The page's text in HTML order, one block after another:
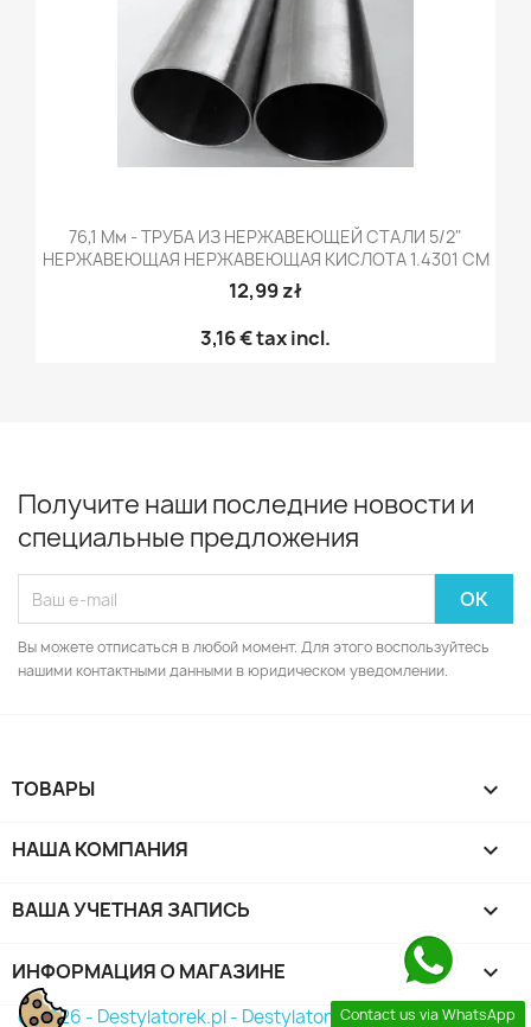
76,1 Мм - ТРУБА ИЗ НЕРЖАВЕЮЩЕЙ СТАЛИ 5/2"
НЕРЖАВЕЮЩАЯ НЕРЖАВЕЮЩАЯ КИСЛОТА 1.4301 CM
12,99 zł
3,16 €tax incl.
Получите наши последние новости и
специальные предложения
Вы можете отписаться в любой момент. Для этого воспользуйтесь
нашими контактными данными в юридическом уведомлении.
ТОВАРЫ 
НАША КОМПАНИЯ 
ВАША УЧЕТНАЯ ЗАПИСЬ 
Contact us via WhatsApp
ИНФОРМАЦИЯ О МАГАЗИНЕ keyboard_arrow_down
© 2026 - Destylatorek.pl - Destylator 2026